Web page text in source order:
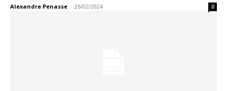
Alexandre Penasse - 26/02/2024 0